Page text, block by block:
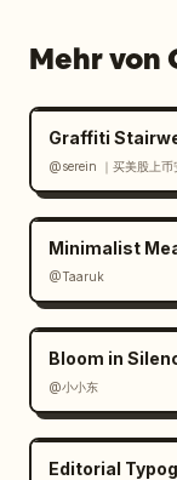
Mehr von
Graffiti
@serein ｜买美股上币
Minimalist
@Taaruk
Bloom in
@小小东
Editorial